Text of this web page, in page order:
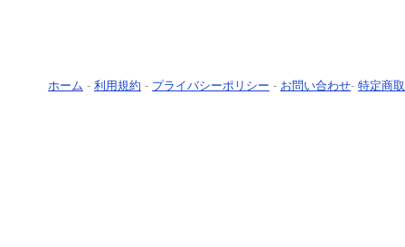
ホーム - 利用規約 - プライバシーポリシー - お問い合わせ- 特定商